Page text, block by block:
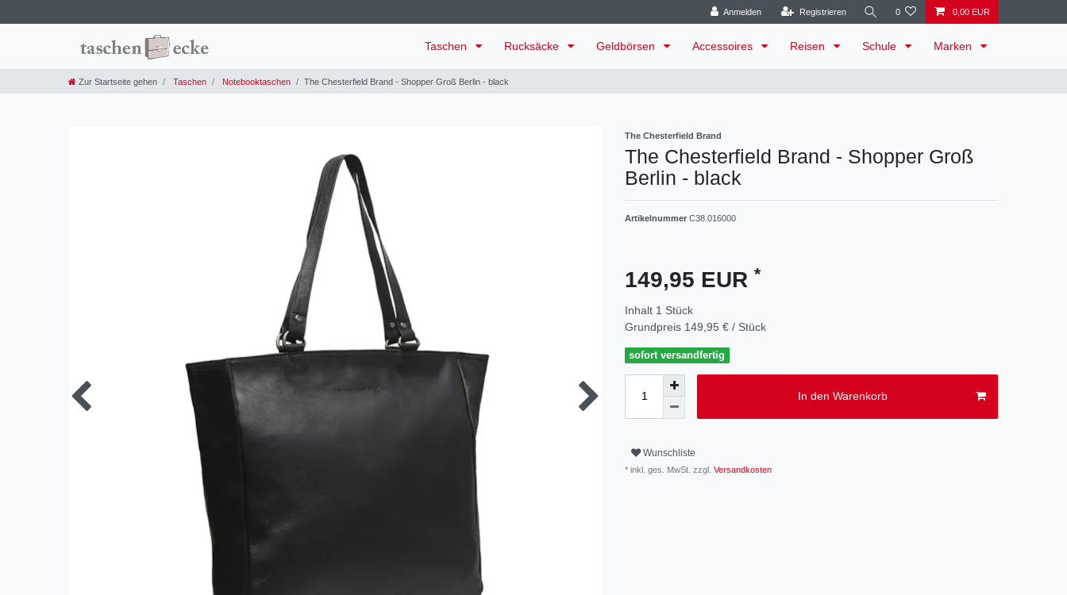
Anmelden Registrieren 0 0,00 EUR
Taschen Rucksäcke Geldbörsen Accessoires Reisen Schule Marken
Zur Startseite gehen Taschen Notebooktaschen The Chesterfield Brand - Shopper Groß Berlin - black
The Chesterfield Brand
The Chesterfield Brand - Shopper Groß
Berlin - black
Artikelnummer C38.016000
149,95 EUR *
Inhalt 1 Stück
Grundpreis 149,95 € / Stück
sofort versandfertig
In den Warenkorb
Wunschliste
* inkl. ges. MwSt. zzgl. Versandkosten